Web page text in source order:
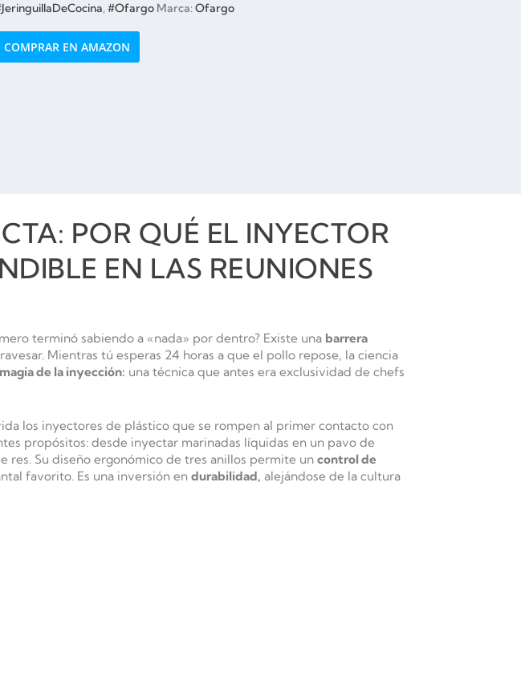
,#Ofargo Marca:Ofargo
COMPRAR EN AMAZON
POR QUÉ EL INYECTOR
EN LAS REUNIONES
terminó sabiendo a «nada» por dentro? Existe una barrera
Mientras tú esperas 24 horas a que el pollo repose, la ciencia
magia de la inyección: una técnica que antes era exclusividad de chefs
los inyectores de plástico que se rompen al primer contacto con
propósitos: desde inyectar marinadas líquidas en un pavo de
res. Su diseño ergonómico de tres anillos permite un control de
favorito. Es una inversión en durabilidad, alejándose de la cultura